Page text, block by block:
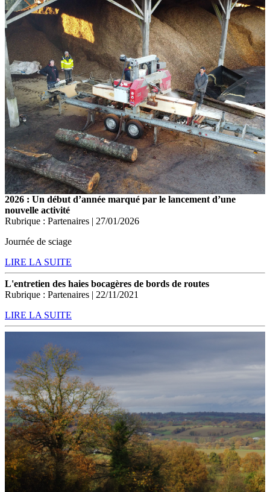
2026 : Un début d’année marqué par le lancement d’une
nouvelle activité
Rubrique : Partenaires | 27/01/2026
Journée de sciage
LIRE LA SUITE
L'entretien des haies bocagères de bords de routes
Rubrique : Partenaires | 22/11/2021
LIRE LA SUITE